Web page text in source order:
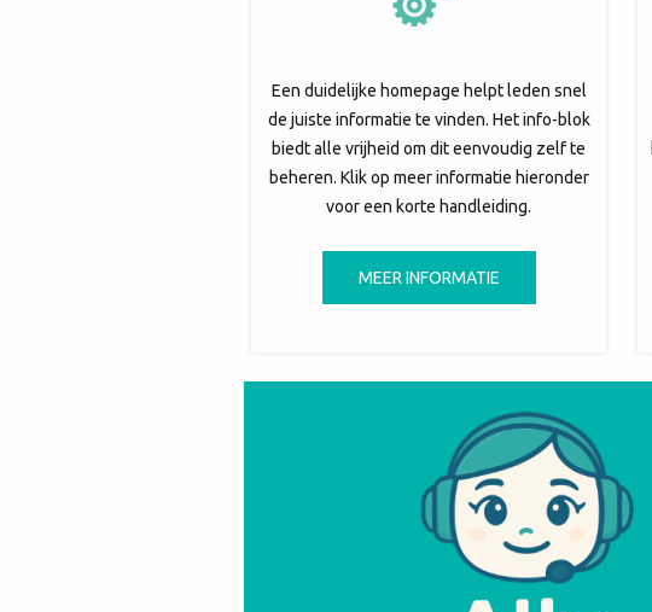
Een duidelijke homepage helpt leden snel
de juiste informatie te vinden. Het info-blok
biedt alle vrijheid om dit eenvoudig zelf te
beheren. Klik op meer informatie hieronder
voor een korte handleiding.
MEER INFORMATIE